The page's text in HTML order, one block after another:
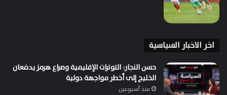
اخر الاخبار السياسية
حسن النجار: التوترات الإقليمية وصراع هرمز يدفعان
الخليج إلى أخطر مواجهة دولية
منذ أسبوعين